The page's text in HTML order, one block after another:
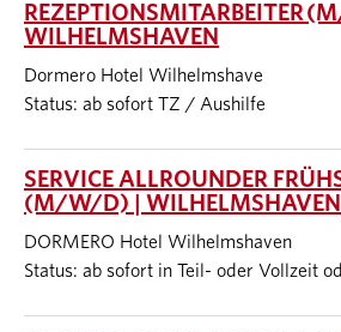
REZEPTIONSMITARBEITER
WILHELMSHAVEN
Dormero Hotel Wilhelmshave
Status: ab sofort TZ / Aushilfe
SERVICE ALLROUNDER
(M/W/D) | WILHELMSHAVEN
DORMERO Hotel Wilhelmshaven
Status: ab sofort in Teil- oder Vollzeit